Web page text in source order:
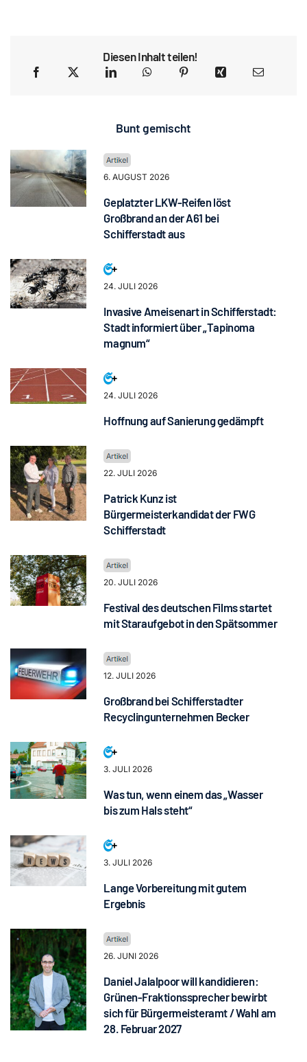
Diesen Inhalt teilen!
Bunt gemischt
6. AUGUST 2026
Geplatzter LKW-Reifen löst
Großbrand an der A61 bei
Schifferstadt aus
24. JULI 2026
Invasive Ameisenart in Schifferstadt:
Stadt informiert über „Tapinoma
magnum“
24. JULI 2026
Hoffnung auf Sanierung gedämpft
22. JULI 2026
Patrick Kunz ist
Bürgermeisterkandidat der FWG
Schifferstadt
20. JULI 2026
Festival des deutschen Films startet
mit Staraufgebot in den Spätsommer
12. JULI 2026
Großbrand bei Schifferstadter
Recyclingunternehmen Becker
3. JULI 2026
Was tun, wenn einem das „Wasser
bis zum Hals steht“
3. JULI 2026
Lange Vorbereitung mit gutem
Ergebnis
26. JUNI 2026
Daniel Jalalpoor will kandidieren:
Grünen-Fraktionssprecher bewirbt
sich für Bürgermeisteramt / Wahl am
28. Februar 2027